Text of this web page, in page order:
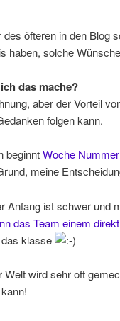
des öfteren in den Blog
haben, solche
das mache?
aber der Vorteil
folgen kann.
beginntWoche
meine
Anfang ist schwer und
das Team einem
klasse
Welt wird sehr oft